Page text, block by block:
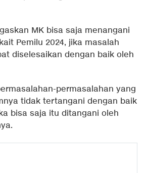
MK bisa saja menangani
Pemilu 2024, jika masalah
diselesaikan dengan baik oleh
permasalahan yang
tidak tertangani dengan baik
bisa saja itu ditangani oleh